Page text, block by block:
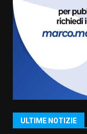
ULTIME NOTIZIE
“I
7
2